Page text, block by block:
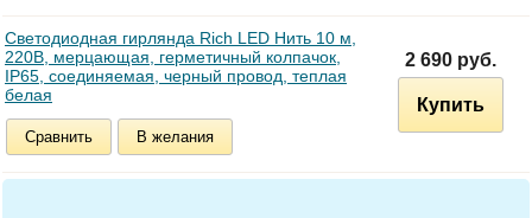
Светодиодная гирлянда Rich LED Нить 10 м,
220В, мерцающая, герметичный колпачок,
IP65, соединяемая, черный провод, теплая
белая
Сравнить В желания
2 690 руб.
Купить